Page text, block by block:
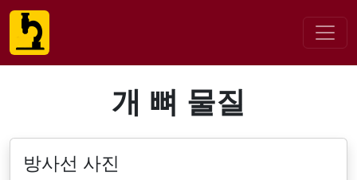
개 뼈 물질
방사선 사진